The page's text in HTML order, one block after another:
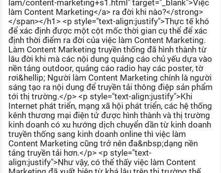
Kỹ năng nghề nghiệp
HƯỚNG NGHIỆP VIỆC LÀM
Đặc trưng từng nghề
Xu hướng việc làm
XÂY DỰNG VÀ PHÁT TRIỂN ĐỘI NGŨ
NHÂN SỰ
TUYỂN DỤNG VIỆC LÀM
lam/content-marketing+s1.html" target="_blank">Việc
làm Content Marketing</a> ra đời khi nào?</strong>
</span></h1> <p style="text-align:justify">Thực tế khó
để xác định được một cột mốc thời gian cụ thể để xác
định thời điểm ra đời của việc làm Content Marketing.
Làm Content Marketing truyền thống đã hình thành từ
lâu đời khi mà các nội dung quảng cáo chủ yếu dựa vào
nền tảng outdoor, quảng cáo radio hay các poster, tờ
rơi&hellip; Người làm Content Marketing chính là người
sáng tạo ra nội dung để truyền tải thông điệp sản phẩm
tới thị trường.</p> <p style="text-align:justify">Khi
Internet phát triển, mạng xã hội phát triển, các hệ thống
kênh thương mại điện tử được hình thành và thị trường
kinh doanh có xu hướng dịch chuyển dần từ kinh doanh
truyền thống sang kinh doanh online thì việc làm
Content Marketing cũng trở nên đa&nbsp;dạng nền
tảng truyền tải hơn.</p> <p style="text-
align:justify">Như vậy, có thể thấy việc làm Content